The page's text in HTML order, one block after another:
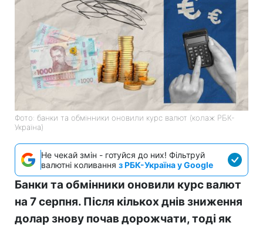
Фото: банки та обмінники оновили курс валют (колаж РБК-
Україна)
Не чекай змін - готуйся до них! Фільтруй
валютні коливання з РБК-Україна у Google
Банки та обмінники оновили курс валют
на 7 серпня. Після кількох днів зниження
долар знову почав дорожчати, тоді як